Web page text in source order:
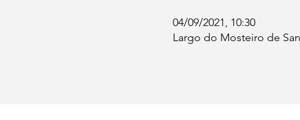
04/09/2021, 10:30
Largo do Mosteiro de